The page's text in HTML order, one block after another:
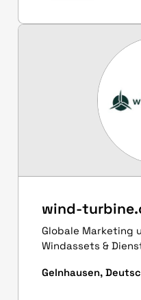
wind-
Globale Marketing
Windassets &
Gelnhausen,